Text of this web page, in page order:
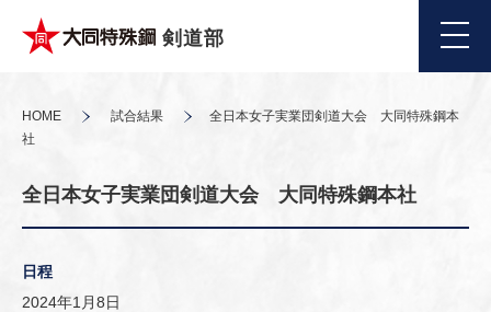
剣道部
HOME 試合結果
全日本女子実業団剣道大会 大同特殊鋼本
社
全日本女子実業団剣道大会 大同特殊鋼本社
日程
2024年1月8日